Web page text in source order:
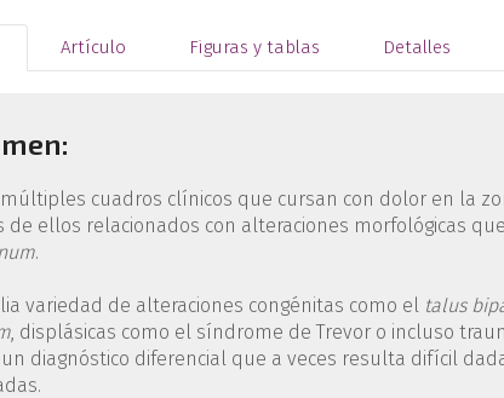
Artículo Figuras y tablas Detalles
múltiples cuadros clínicos que cursan con dolor en la
de ellos relacionados con alteraciones morfológicas
.
variedad de alteraciones congénitas como el talus
, displásicas como el síndrome de Trevor o incluso
un diagnóstico diferencial que a veces resulta difícil